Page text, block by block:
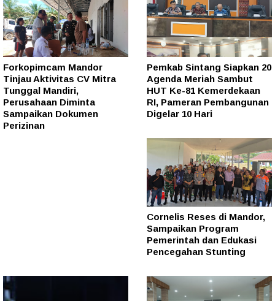
Forkopimcam Mandor
Tinjau Aktivitas CV Mitra
Tunggal Mandiri,
Perusahaan Diminta
Sampaikan Dokumen
Perizinan
Pemkab Sintang Siapkan 20
Agenda Meriah Sambut
HUT Ke-81 Kemerdekaan
RI, Pameran Pembangunan
Digelar 10 Hari
Cornelis Reses di Mandor,
Sampaikan Program
Pemerintah dan Edukasi
Pencegahan Stunting